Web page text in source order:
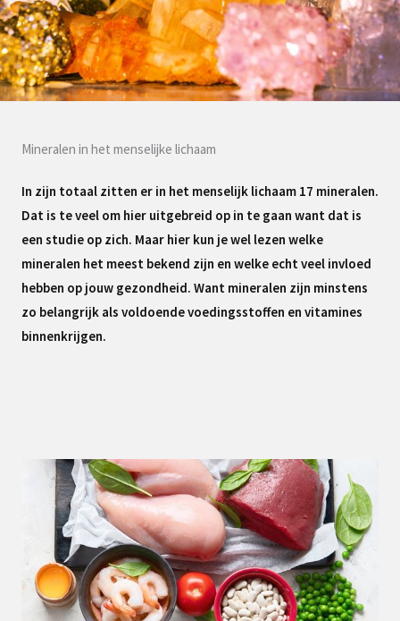
Mineralen in het menselijke lichaam
In zijn totaal zitten er in het menselijk lichaam 17 mineralen.
Dat is te veel om hier uitgebreid op in te gaan want dat is
een studie op zich. Maar hier kun je wel lezen welke
mineralen het meest bekend zijn en welke echt veel invloed
hebben op jouw gezondheid. Want mineralen zijn minstens
zo belangrijk als voldoende voedingsstoffen en vitamines
binnenkrijgen.